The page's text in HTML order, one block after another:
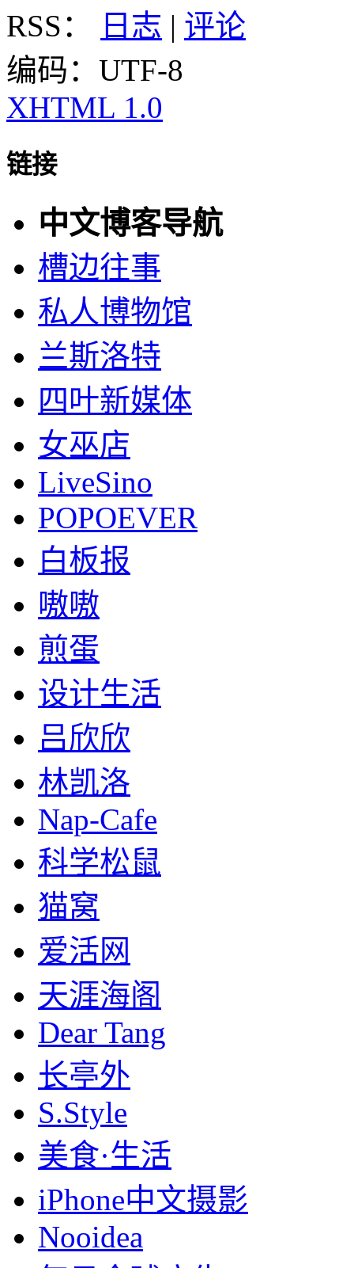
RSS：
日志 | 评论
编码：UTF-8
XHTML 1.0
链接
中文博客导航
槽边往事
私人博物馆
兰斯洛特
四叶新媒体
女巫店
LiveSino
POPOEVER
白板报
嗷嗷
煎蛋
设计生活
吕欣欣
林凯洛
Nap-Cafe
科学松鼠
猫窝
爱活网
天涯海阁
Dear Tang
长亭外
S.Style
美食·生活
iPhone中文摄影
Nooidea